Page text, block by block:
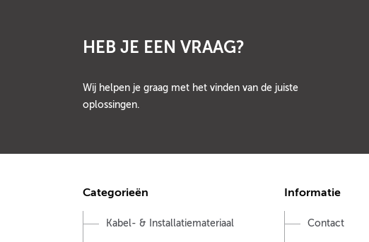
HEB JE EEN VRAAG?
Wij helpen je graag met het vinden van de juiste
oplossingen.
Categorieën
Kabel- & Installatiemateriaal
Informatie
Contact